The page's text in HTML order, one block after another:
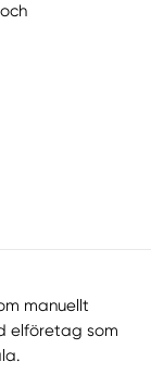
manuellt
elföretag som